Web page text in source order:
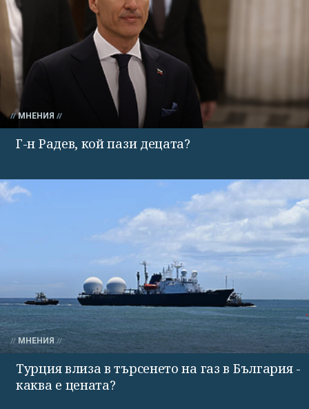
МНЕНИЯ
Г-н Радев, кой пази децата?
МНЕНИЯ
Турция влиза в търсенето на газ в България -
каква е цената?